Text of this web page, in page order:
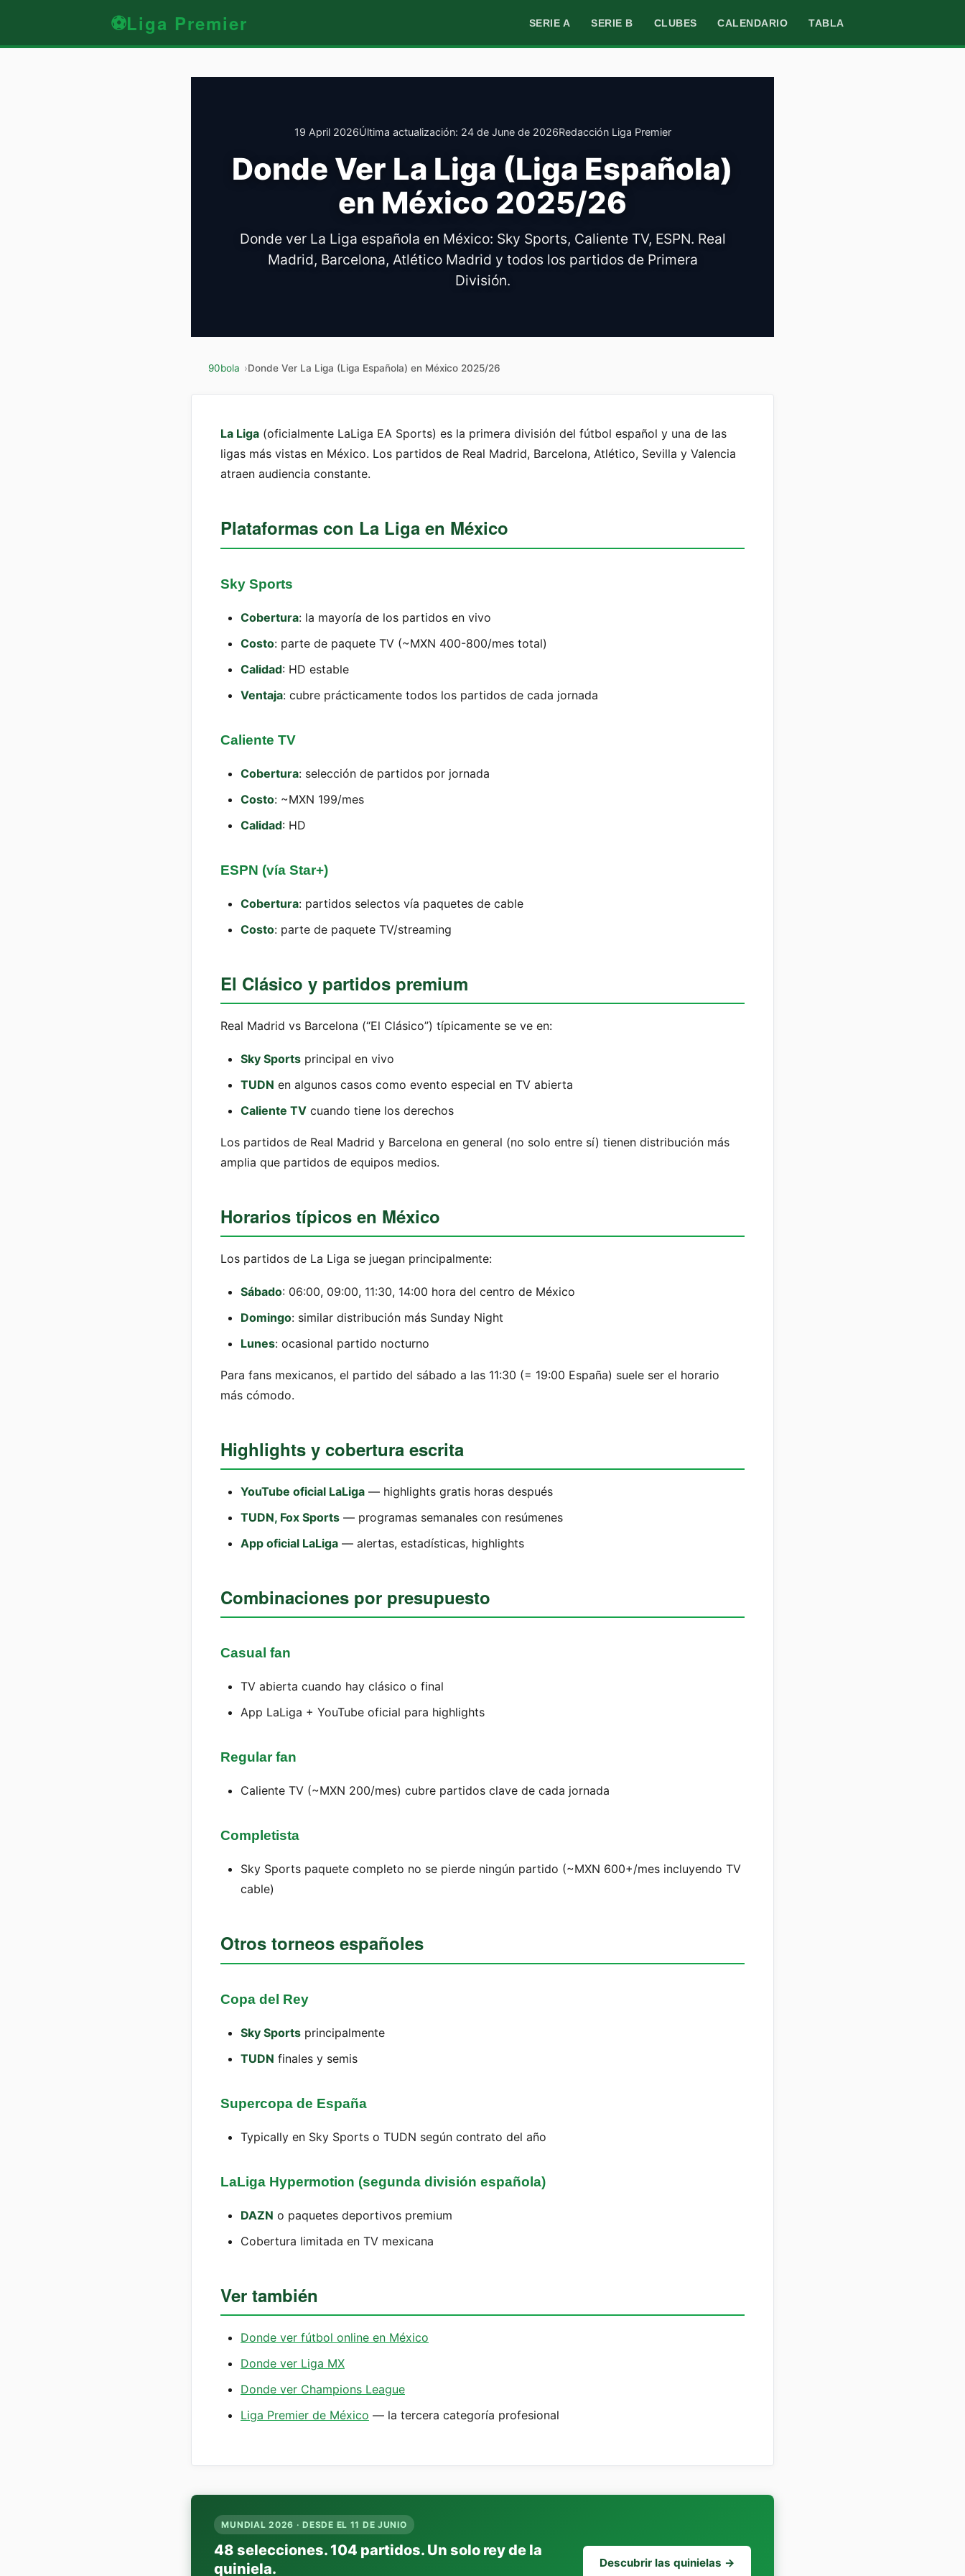
⚽Liga Premier SERIE A SERIE B CLUBES CALENDARIO TABLA
19 April 2026Última actualización: 24 de June de 2026Redacción Liga Premier
Donde Ver La Liga (Liga Española)
en México 2025/26
Donde ver La Liga española en México: Sky Sports, Caliente TV, ESPN. Real
Madrid, Barcelona, Atlético Madrid y todos los partidos de Primera
División.
90bola Donde Ver La Liga (Liga Española) en México 2025/26
La Liga (oficialmente LaLiga EA Sports) es la primera división del fútbol español y una de las
ligas más vistas en México. Los partidos de Real Madrid, Barcelona, Atlético, Sevilla y Valencia
atraen audiencia constante.
Plataformas con La Liga en México
Sky Sports
Cobertura: la mayoría de los partidos en vivo
Costo: parte de paquete TV (~MXN 400-800/mes total)
Calidad: HD estable
Ventaja: cubre prácticamente todos los partidos de cada jornada
Caliente TV
Cobertura: selección de partidos por jornada
Costo: ~MXN 199/mes
Calidad: HD
ESPN (vía Star+)
Cobertura: partidos selectos vía paquetes de cable
Costo: parte de paquete TV/streaming
El Clásico y partidos premium
Real Madrid vs Barcelona (“El Clásico”) típicamente se ve en:
Sky Sports principal en vivo
TUDN en algunos casos como evento especial en TV abierta
Caliente TV cuando tiene los derechos
Los partidos de Real Madrid y Barcelona en general (no solo entre sí) tienen distribución más
amplia que partidos de equipos medios.
Horarios típicos en México
Los partidos de La Liga se juegan principalmente:
Sábado: 06:00, 09:00, 11:30, 14:00 hora del centro de México
Domingo: similar distribución más Sunday Night
Lunes: ocasional partido nocturno
Para fans mexicanos, el partido del sábado a las 11:30 (= 19:00 España) suele ser el horario
más cómodo.
Highlights y cobertura escrita
YouTube oficial LaLiga — highlights gratis horas después
TUDN, Fox Sports — programas semanales con resúmenes
App oficial LaLiga — alertas, estadísticas, highlights
Combinaciones por presupuesto
Casual fan
TV abierta cuando hay clásico o final
App LaLiga + YouTube oficial para highlights
Regular fan
Caliente TV (~MXN 200/mes) cubre partidos clave de cada jornada
Completista
Sky Sports paquete completo no se pierde ningún partido (~MXN 600+/mes incluyendo TV
cable)
Otros torneos españoles
Copa del Rey
Sky Sports principalmente
TUDN finales y semis
Supercopa de España
Typically en Sky Sports o TUDN según contrato del año
LaLiga Hypermotion (segunda división española)
DAZN o paquetes deportivos premium
Cobertura limitada en TV mexicana
Ver también
Donde ver fútbol online en México
Donde ver Liga MX
Donde ver Champions League
Liga Premier de México — la tercera categoría profesional
MUNDIAL 2026 · DESDE EL 11 DE JUNIO
48 selecciones. 104 partidos. Un solo rey de la
quiniela.
Descubrir las quinielas →